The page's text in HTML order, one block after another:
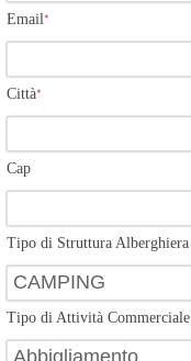
Email*
Città*
Cap
Tipo di Struttura Alberghiera
Tipo di Attività Commerciale